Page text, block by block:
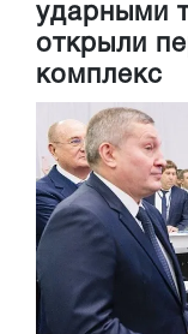
ударными
открыли
комплекс